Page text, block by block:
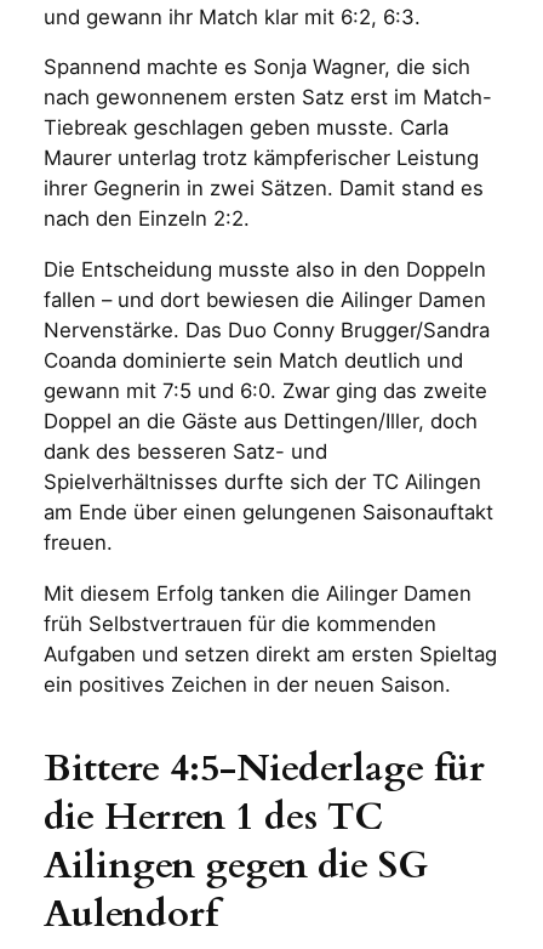
und gewann ihr Match klar mit 6:2, 6:3.
Spannend machte es Sonja Wagner, die sich
nach gewonnenem ersten Satz erst im Match-
Tiebreak geschlagen geben musste. Carla
Maurer unterlag trotz kämpferischer Leistung
ihrer Gegnerin in zwei Sätzen. Damit stand es
nach den Einzeln 2:2.
Die Entscheidung musste also in den Doppeln
fallen – und dort bewiesen die Ailinger Damen
Nervenstärke. Das Duo Conny Brugger/Sandra
Coanda dominierte sein Match deutlich und
gewann mit 7:5 und 6:0. Zwar ging das zweite
Doppel an die Gäste aus Dettingen/Iller, doch
dank des besseren Satz- und
Spielverhältnisses durfte sich der TC Ailingen
am Ende über einen gelungenen Saisonauftakt
freuen.
Mit diesem Erfolg tanken die Ailinger Damen
früh Selbstvertrauen für die kommenden
Aufgaben und setzen direkt am ersten Spieltag
ein positives Zeichen in der neuen Saison.
Bittere 4:5-Niederlage für
die Herren 1 des TC
Ailingen gegen die SG
Aulendorf